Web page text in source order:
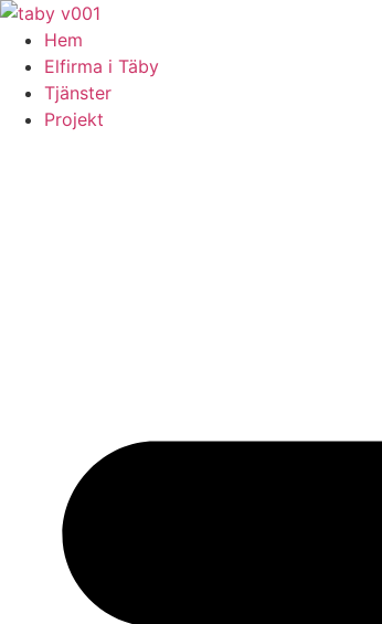
Skip
content
Hem
Elfirma i Täby
Tjänster
Projekt